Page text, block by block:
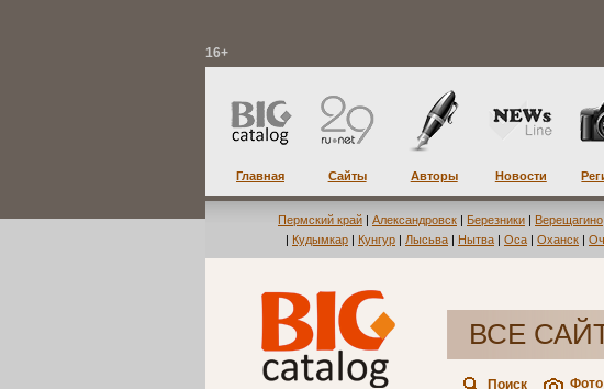
16+
Главная Сайты Авторы Новости
Пермский край | Александровск | Березники | Верещагино
| Кудымкар | Кунгур | Лысьва | Нытва | Оса | Оханск |
ВСЕ
Поиск Фото